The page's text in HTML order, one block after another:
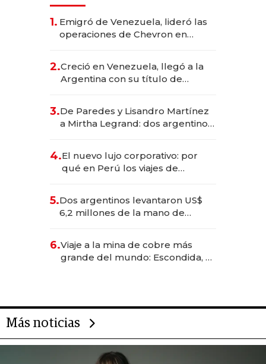
1. Emigró de Venezuela, lideró las
operaciones de Chevron en
2.Creció en Venezuela, llegó a la
Argentina con su título de
las marcas "fast premium"
3.De Paredes y Lisandro Martínez
a Mirtha Legrand: dos argentinos
4.El nuevo lujo corporativo: por
qué en Perú los viajes de
transformadoras
5.Dos argentinos levantaron US$
6,2 millones de la mano de
6.Viaje a la mina de cobre más
grande del mundo: Escondida, el
Más noticias